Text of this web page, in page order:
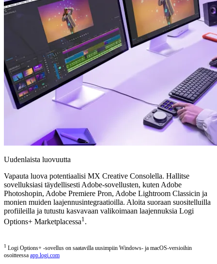
Uudenlaista luovuutta
Vapauta luova potentiaalisi MX Creative Consolella. Hallitse
sovelluksiasi täydellisesti Adobe-sovellusten, kuten Adobe
Photoshopin, Adobe Premiere Pron, Adobe Lightroom Classicin ja
monien muiden laajennusintegraatioilla. Aloita suoraan suositelluilla
profiileilla ja tutustu kasvavaan valikoimaan laajennuksia Logi
Options+ Marketplacessa1.
1 Logi Options+ -sovellus on saatavilla uusimpiin Windows- ja macOS-versioihin
osoitteessa app.logi.com